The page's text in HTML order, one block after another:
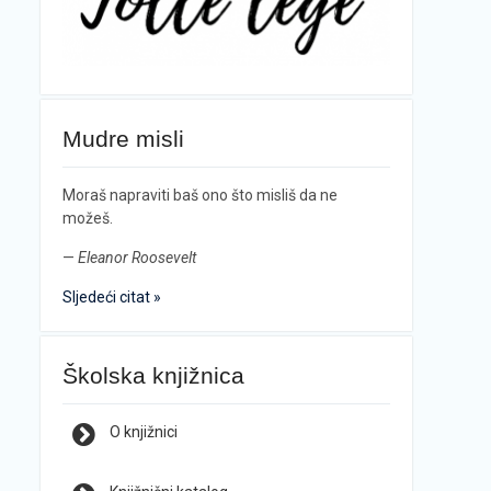
Mudre misli
Moraš napraviti baš ono što misliš da ne
možeš.
— Eleanor Roosevelt
Sljedeći citat »
Školska knjižnica
O knjižnici